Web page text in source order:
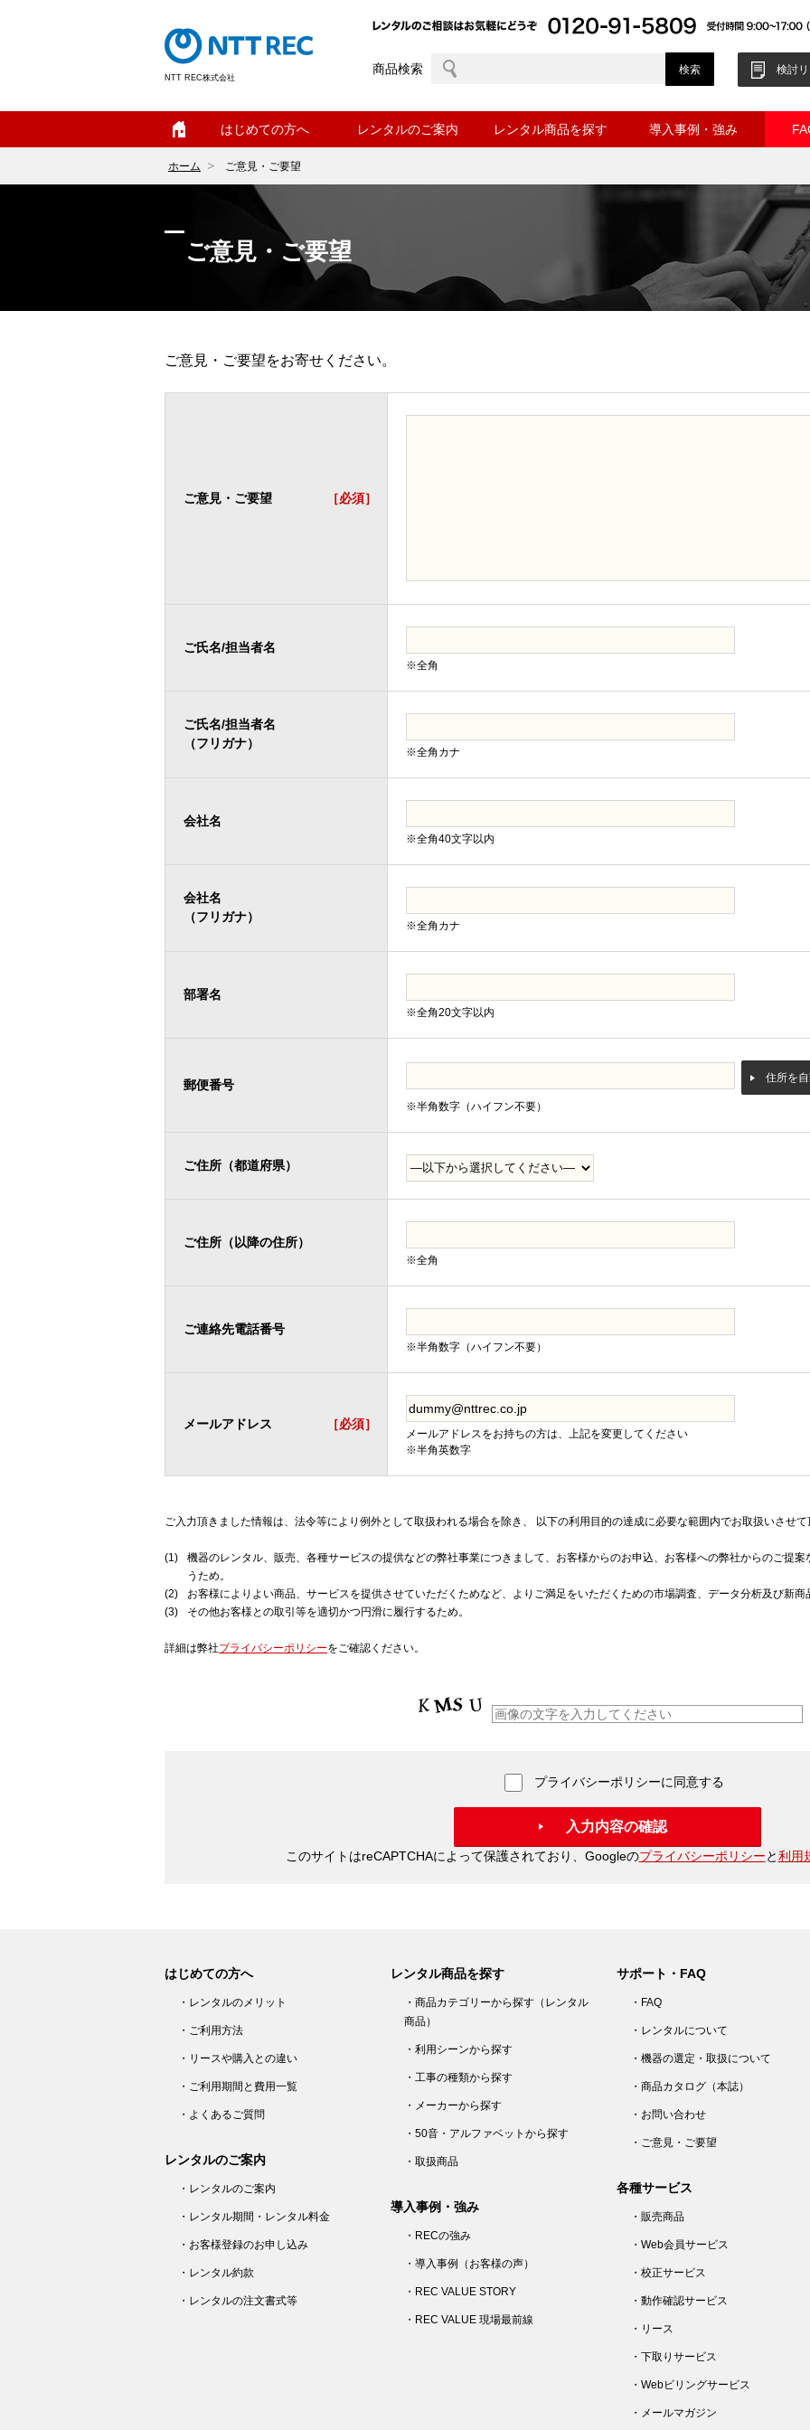
NTT REC株式会社
商品検索 検討
はじめての方へ レンタルのご案内 レンタル商品を探す 導入事例・強み
ホーム ご意見・ご要望
ご意見・ご要望
ご意見・ご要望をお寄せください。
［必須］
ご意見・ご要望
ご氏名/担当者名
※全角
ご氏名/担当者名
（フリガナ）
※全角カナ
会社名
※全角40文字以内
会社名
（フリガナ）
※全角カナ
部署名
※全角20文字以内
郵便番号 住所を
※半角数字（ハイフン不要）
ご住所（都道府県）
ご住所（以降の住所）
※全角
ご連絡先電話番号
※半角数字（ハイフン不要）
［必須］
メールアドレス
メールアドレスをお持ちの方は、上記を変更してください
※半角英数字
ご入力頂きました情報は、法令等により例外として取扱われる場合を除き、 以下の利用目的の達成に必要な範囲内でお取扱いさせ
(1)
機器のレンタル、販売、各種サービスの提供などの弊社事業につきまして、お客様からのお申込、お客様への弊社からのご提
うため。
(2)
お客様によりよい商品、サービスを提供させていただくためなど、よりご満足をいただくための市場調査、データ分析及び新
(3)
その他お客様との取引等を適切かつ円滑に履行するため。
詳細は弊社プライバシーポリシーをご確認ください。
プライバシーポリシーに同意する
このサイトはreCAPTCHAによって保護されており、Googleのプライバシーポリシーと利用
はじめての方へ
・レンタルのメリット
・ご利用方法
・リースや購入との違い
・ご利用期間と費用一覧
・よくあるご質問
レンタルのご案内
・レンタルのご案内
・レンタル期間・レンタル料金
・お客様登録のお申し込み
・レンタル約款
・レンタルの注文書式等
レンタル商品を探す
・商品カテゴリーから探す（レンタル
商品）
・利用シーンから探す
・工事の種類から探す
・メーカーから探す
・50音・アルファベットから探す
・取扱商品
導入事例・強み
・RECの強み
・導入事例（お客様の声）
・REC VALUE STORY
・REC VALUE 現場最前線
サポート・FAQ
・FAQ
・レンタルについて
・機器の選定・取扱について
・商品カタログ（本誌）
・お問い合わせ
・ご意見・ご要望
各種サービス
・販売商品
・Web会員サービス
・校正サービス
・動作確認サービス
・リース
・下取りサービス
・Webビリングサービス
・メールマガジン